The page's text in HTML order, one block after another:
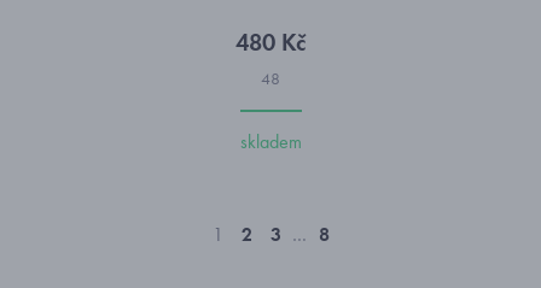
480 Kč
48
skladem
1 2 3 … 8